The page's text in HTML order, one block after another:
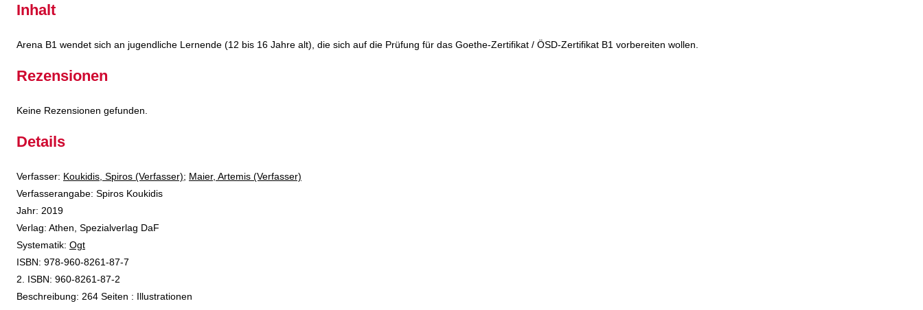
Inhalt
Arena B1 wendet sich an jugendliche Lernende (12 bis 16 Jahre alt), die sich auf die Prüfung für das Goethe-Zertifikat / ÖSD-Zertifikat B1 vorbereiten wollen.
Rezensionen
Keine Rezensionen gefunden.
Details
Verfasser: Suche nach diesem Verfasser
Koukidis, Spiros (Verfasser); Maier, Artemis (Verfasser)
Verfasserangabe: Spiros Koukidis
Jahr: 2019
Verlag: Athen, Spezialverlag DaF
opens in new tab
Diesen Link in neuem Tab öffnen
Systematik: Suche nach dieser Systematik
Ogt
Suche nach diesem Interessenskreis
ISBN: 978-960-8261-87-7
2. ISBN: 960-8261-87-2
Beschreibung: 264 Seiten : Illustrationen